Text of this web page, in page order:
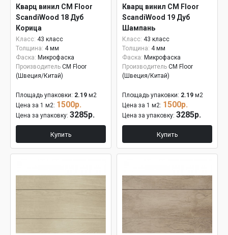
Кварц винил CM Floor
ScandiWood 18 Дуб
Корица
Класс: 43 класс
Толщина: 4 мм
Фаска: Микрофаска
Производитель CM Floor
(Швеция/Китай)
Площадь упаковки: 2.19 м2
Цена за 1 м2: 1500р.
Цена за упаковку: 3285р.
Купить
Кварц винил CM Floor
ScandiWood 19 Дуб
Шампань
Класс: 43 класс
Толщина: 4 мм
Фаска: Микрофаска
Производитель CM Floor
(Швеция/Китай)
Площадь упаковки: 2.19 м2
Цена за 1 м2: 1500р.
Цена за упаковку: 3285р.
Купить